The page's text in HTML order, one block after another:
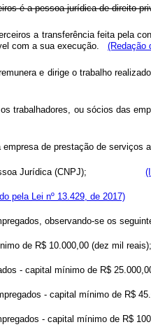
é a pessoa jurídica de
a transferência feita pela
com a sua execução. (Redação
remunera e dirige o trabalho
os trabalhadores, ou sócios
da empresa de prestação de
da Pessoa Jurídica (CNPJ);
pela Lei nº 13.429, de 2017)
empregados, observando-se
mínimo de R$ 10.000,00 (dez
- capital mínimo de R$
empregados - capital mínimo
empregados - capital mínimo